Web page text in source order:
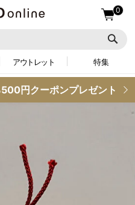
0
アウトレット 特集
円クーポンプレゼント